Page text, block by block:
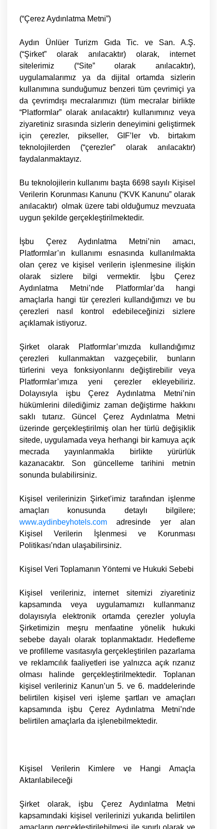
(“Çerez Aydınlatma Metni”)
Aydın Ünlüer Turizm Gıda Tic. ve San. A.Ş.
(“Şirket” olarak anılacaktır) olarak, internet
sitelerimiz (“Site” olarak anılacaktır),
uygulamalarımız ya da dijital ortamda sizlerin
kullanımına sunduğumuz benzeri tüm çevrimiçi ya
da çevrimdışı mecralarımızı (tüm mecralar birlikte
“Platformlar” olarak anılacaktır) kullanımınız veya
ziyaretiniz sırasında sizlerin deneyimini geliştirmek
için çerezler, pikseller, GIF’ler vb. birtakım
teknolojilerden (“çerezler” olarak anılacaktır)
faydalanmaktayız.
Bu teknolojilerin kullanımı başta 6698 sayılı Kişisel
Verilerin Korunması Kanunu (“KVK Kanunu” olarak
anılacaktır) olmak üzere tabi olduğumuz mevzuata
uygun şekilde gerçekleştirilmektedir.
İşbu Çerez Aydınlatma Metni’nin amacı,
Platformlar’ın kullanımı esnasında kullanılmakta
olan çerez ve kişisel verilerin işlenmesine ilişkin
olarak sizlere bilgi vermektir. İşbu Çerez
Aydınlatma Metni’nde Platformlar’da hangi
amaçlarla hangi tür çerezleri kullandığımızı ve bu
çerezleri nasıl kontrol edebileceğinizi sizlere
açıklamak istiyoruz.
Şirket olarak Platformlar’ımızda kullandığımız
çerezleri kullanmaktan vazgeçebilir, bunların
türlerini veya fonksiyonlarını değiştirebilir veya
Platformlar’ımıza yeni çerezler ekleyebiliriz.
Dolayısıyla işbu Çerez Aydınlatma Metni’nin
hükümlerini dilediğimiz zaman değiştirme hakkını
saklı tutarız. Güncel Çerez Aydınlatma Metni
üzerinde gerçekleştirilmiş olan her türlü değişiklik
sitede, uygulamada veya herhangi bir kamuya açık
mecrada yayınlanmakla birlikte yürürlük
kazanacaktır. Son güncelleme tarihini metnin
sonunda bulabilirsiniz.
Kişisel verilerinizin Şirket’imiz tarafından işlenme
amaçları konusunda detaylı bilgilere;
www.aydinbeyhotels.com adresinde yer alan
Kişisel Verilerin İşlenmesi ve Korunması
Politikası’ndan ulaşabilirsiniz.
Kişisel Veri Toplamanın Yöntemi ve Hukuki Sebebi
Kişisel verileriniz, internet sitemizi ziyaretiniz
kapsamında veya uygulamamızı kullanmanız
dolayısıyla elektronik ortamda çerezler yoluyla
Şirketimizin meşru menfaatine yönelik hukuki
sebebe dayalı olarak toplanmaktadır. Hedefleme
ve profilleme vasıtasıyla gerçekleştirilen pazarlama
ve reklamcılık faaliyetleri ise yalnızca açık rızanız
olması halinde gerçekleştirilmektedir. Toplanan
kişisel verileriniz Kanun’un 5. ve 6. maddelerinde
belirtilen kişisel veri işleme şartları ve amaçları
kapsamında işbu Çerez Aydınlatma Metni’nde
belirtilen amaçlarla da işlenebilmektedir.
Kişisel Verilerin Kimlere ve Hangi Amaçla
Aktarılabileceği
Şirket olarak, işbu Çerez Aydınlatma Metni
kapsamındaki kişisel verilerinizi yukarıda belirtilen
amaçların gerçekleştirilebilmesi ile sınırlı olarak ve